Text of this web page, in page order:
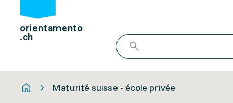
orientamento
.ch
Maturité suisse - école privée